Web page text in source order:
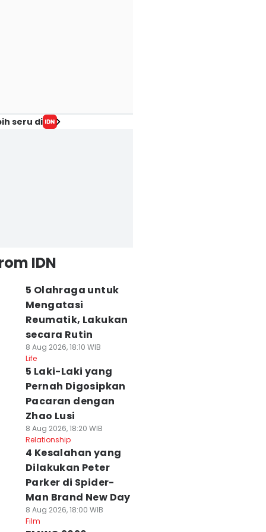
seru di
IDN
5 Olahraga untuk
Mengatasi
Reumatik, Lakukan
secara Rutin
8 Aug 2026, 18:10 WIB
Life
5 Laki-Laki yang
Pernah Digosipkan
Pacaran dengan
Zhao Lusi
8 Aug 2026, 18:20 WIB
Relationship
4 Kesalahan yang
Dilakukan Peter
Parker di Spider-
Man Brand New Day
8 Aug 2026, 18:00 WIB
Film